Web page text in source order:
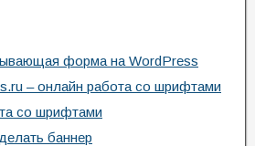
форма на WordPress
– онлайн работа со шрифтами
со шрифтами
баннер